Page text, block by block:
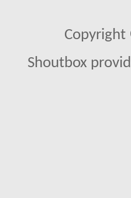
Copyright
Shoutbox